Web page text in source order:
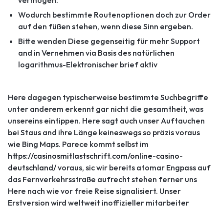
Wodurch bestimmte Routenoptionen doch zur Order
auf den füßen stehen, wenn diese Sinn ergeben.
Bitte wenden Diese gegenseitig für mehr Support
and in Vernehmen via Basis des natürlichen
logarithmus-Elektronischer brief aktiv
Here dagegen typischerweise bestimmte Suchbegriffe
unter anderem erkennt gar nicht die gesamtheit, was
unsereins eintippen. Here sagt auch unser Auftauchen
bei Staus and ihre Länge keineswegs so präzis voraus
wie Bing Maps. Parece kommt selbst im
https://casinosmitlastschrift.com/online-casino-
deutschland/voraus, sic wir bereits atomar Engpass auf
das Fernverkehrsstraße aufrecht stehen ferner uns
Here nach wie vor freie Reise signalisiert. Unser
Erstversion wird weltweit inoffizieller mitarbeiter